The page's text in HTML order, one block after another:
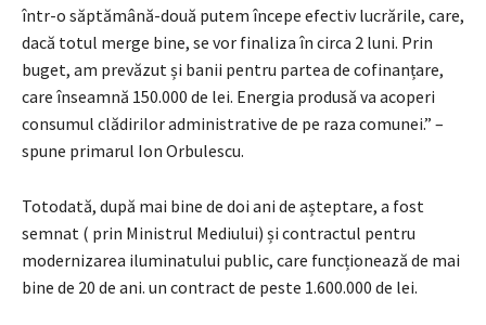
într-o săptămână-două putem începe efectiv lucrările, care,
dacă totul merge bine, se vor finaliza în circa 2 luni. Prin
buget, am prevăzut și banii pentru partea de cofinanțare,
care înseamnă 150.000 de lei. Energia produsă va acoperi
consumul clădirilor administrative de pe raza comunei.” –
spune primarul Ion Orbulescu.
Totodată, după mai bine de doi ani de așteptare, a fost
semnat ( prin Ministrul Mediului) și contractul pentru
modernizarea iluminatului public, care funcționează de mai
bine de 20 de ani. un contract de peste 1.600.000 de lei.